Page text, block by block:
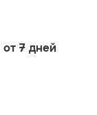
от 7 дней